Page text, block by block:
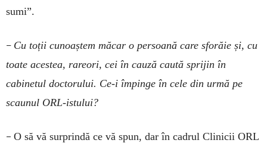
sumi”.
– Cu toții cunoaștem măcar o persoană care sforăie și, cu
toate acestea, rareori, cei în cauză caută sprijin în
cabinetul doctorului. Ce-i îm­pinge în cele din urmă pe
scaunul ORL-istului?
– O să vă surprindă ce vă spun, dar în cadrul Clinicii ORL